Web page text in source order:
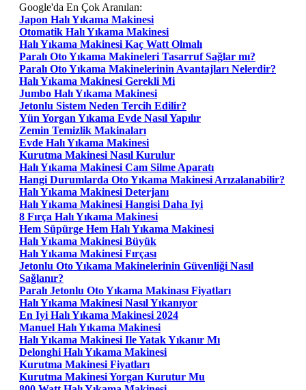
Google'da En Çok Aranılan:
Japon Halı Yıkama Makinesi
Otomatik Halı Yıkama Makinesi
Halı Yıkama Makinesi Kaç Watt Olmalı
Paralı Oto Yıkama Makineleri Tasarruf Sağlar mı?
Paralı Oto Yıkama Makinelerinin Avantajları Nelerdir?
Halı Yıkama Makinesi Gerekli Mi
Jumbo Halı Yıkama Makinesi
Jetonlu Sistem Neden Tercih Edilir?
Yün Yorgan Yıkama Evde Nasıl Yapılır
Zemin Temizlik Makinaları
Evde Halı Yıkama Makinesi
Kurutma Makinesi Nasıl Kurulur
Halı Yıkama Makinesi Cam Silme Aparatı
Hangi Durumlarda Oto Yıkama Makinesi Arızalanabilir?
Halı Yıkama Makinesi Deterjanı
Halı Yıkama Makinesi Hangisi Daha Iyi
8 Fırça Halı Yıkama Makinesi
Hem Süpürge Hem Halı Yıkama Makinesi
Halı Yıkama Makinesi Büyük
Halı Yıkama Makinesi Fırçası
Jetonlu Oto Yıkama Makinelerinin Güvenliği Nasıl
Sağlanır?
Paralı Jetonlu Oto Yıkama Makinası Fiyatları
Halı Yıkama Makinesi Nasıl Yıkanıyor
En Iyi Halı Yıkama Makinesi 2024
Manuel Halı Yıkama Makinesi
Halı Yıkama Makinesi Ile Yatak Yıkanır Mı
Delonghi Halı Yıkama Makinesi
Kurutma Makinesi Fiyatları
Kurutma Makinesi Yorgan Kurutur Mu